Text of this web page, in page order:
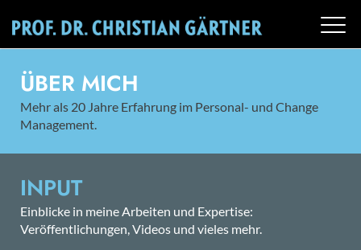
ÜBER MICH
Mehr als 20 Jahre Erfahrung im Personal- und Change
Management.
INPUT
Einblicke in meine Arbeiten und Expertise:
Veröffentlichungen, Videos und vieles mehr.